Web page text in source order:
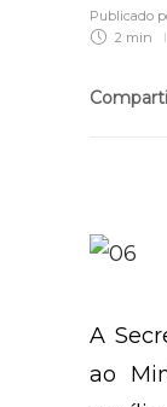
Publicado
2 min
A
ao